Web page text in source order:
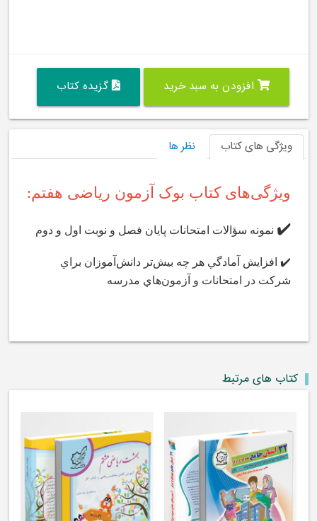
افزودن به سبد خرید گزیده کتاب
ویژگی های کتاب نظر ها
ویژگی‌های کتاب بوک آزمون ریاضی هفتم:
✔️ نمونه سؤالات امتحانات پايان فصل و نوبت اول و دوم
✔️ افزايش آمادگي هر چه بيش‌‌تر دانش‌آموزان براي
شركت در امتحانات و آزمون‌هاي مدرسه
کتاب های مرتبط